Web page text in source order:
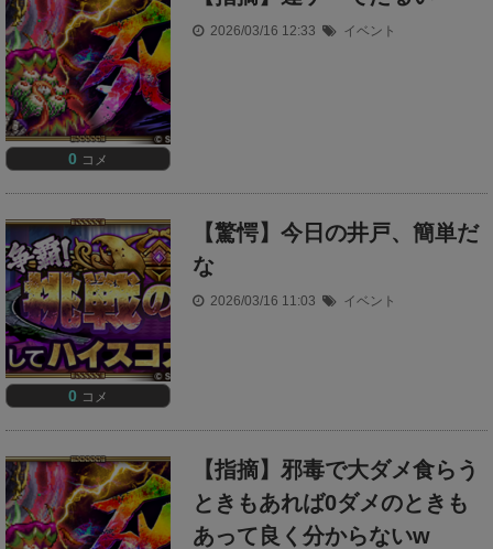
0 コメ
2026/03/16 12:33 イベント
0 コメ
【驚愕】今日の井戸、簡単だ
な
2026/03/16 11:03 イベント
【指摘】邪毒で大ダメ食らう
ときもあれば0ダメのときも
あって良く分からないw